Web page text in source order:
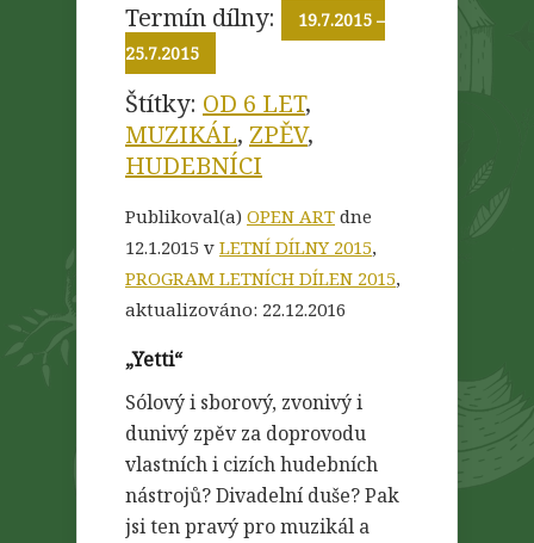
Termín dílny: 19.7.2015 –
25.7.2015
Štítky: OD 6 LET,
MUZIKÁL, ZPĚV,
HUDEBNÍCI
Publikoval(a) OPEN ART dne
12.1.2015 v LETNÍ DÍLNY 2015,
PROGRAM LETNÍCH DÍLEN 2015,
aktualizováno: 22.12.2016
„Yetti“
Sólový i sborový, zvonivý i
dunivý zpěv za doprovodu
vlastních i cizích hudebních
nástrojů? Divadelní duše? Pak
jsi ten pravý pro muzikál a